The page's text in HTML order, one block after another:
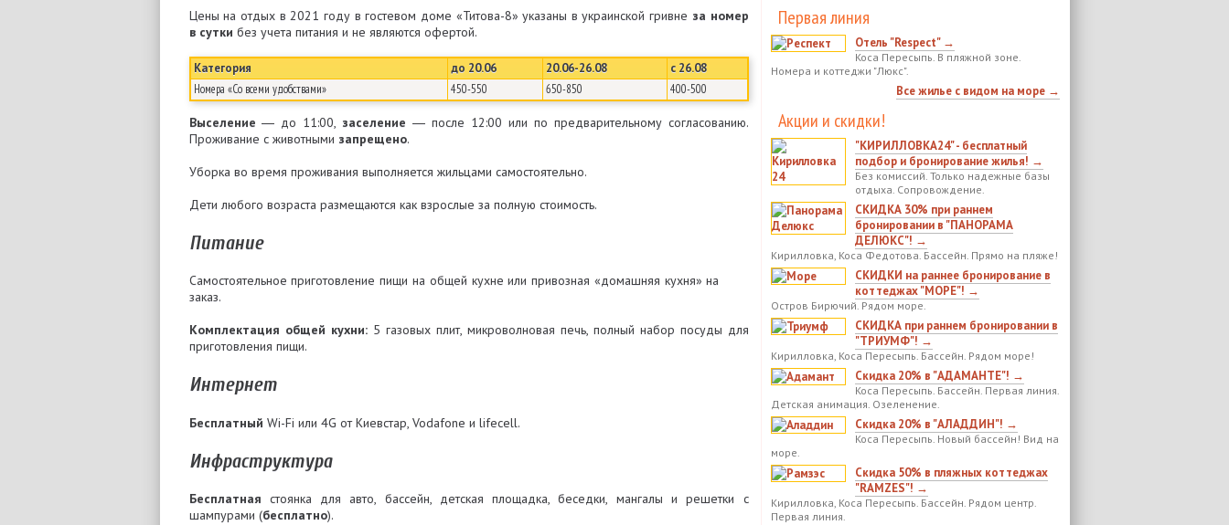
Цены на отдых в 2021 году в гостевом доме «Титова-8» указаны в украинской гривне за номер
в сутки без учета питания и не являются офертой.
Категория до 20.06 20.06-26.08
с 26.08
Номера «Со всеми удобствами»
450-550 650-850 400-500
Выселение ― до 11:00, заселение ― после 12:00 или по предварительному согласованию.
Проживание с животными запрещено.
Уборка во время проживания выполняется жильцами самостоятельно.
Дети любого возраста размещаются как взрослые за полную стоимость.
Питание
Самостоятельное приготовление пищи на общей кухне или привозная «домашняя кухня» на
заказ.
Комплектация общей кухни:5 газовых плит, микроволновая печь, полный набор посуды для
приготовления пищи.
Интернет
Бесплатный Wi-Fi или 4G от Киевстар, Vodafone и lifecell.
Инфраструктура
Бесплатная стоянка для авто, бассейн, детская площадка, беседки, мангалы и решетки с
шампурами (бесплатно).
Первая линия
Отель "Respect" →
Коса Пересыпь. В пляжной зоне.
Номера и коттеджи "Люкс".
Все жилье с видом на море →
Акции и скидки!
"КИРИЛЛОВКА24" - бесплатный
подбор и бронирование жилья! →
Без комиссий. Только надежные базы
отдыха. Сопровождение.
СКИДКА 30% при раннем
бронировании в "ПАНОРАМА
ДЕЛЮКС"! →
Кирилловка, Коса Федотова. Бассейн. Прямо на пляже!
СКИДКИ на раннее бронирование в
коттеджах "МОРЕ"! →
Остров Бирючий. Рядом море.
СКИДКА при раннем бронировании в
"ТРИУМФ"! →
Кирилловка, Коса Пересыпь. Бассейн. Рядом море!
Скидка 20% в "АДАМАНТЕ"! →
Коса Пересыпь. Бассейн. Первая линия.
Детская анимация. Озеленение.
Скидка 20% в "АЛАДДИН"! →
Коса Пересыпь. Новый бассейн! Вид на
море.
Скидка 50% в пляжных коттеджах
"RAMZES"! →
Кирилловка, Коса Пересыпь. Бассейн. Рядом центр.
Первая линия.